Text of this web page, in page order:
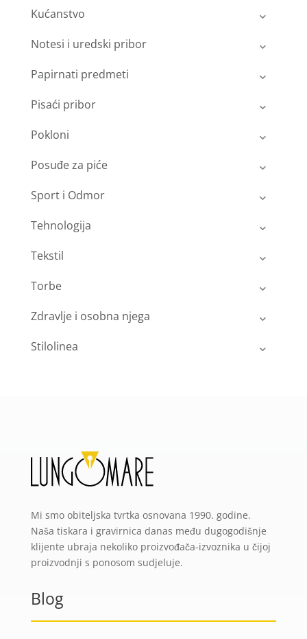
Kućanstvo
Notesi i uredski pribor
Papirnati predmeti
Pisaći pribor
Pokloni
Posuđe za piće
Sport i Odmor
Tehnologija
Tekstil
Torbe
Zdravlje i osobna njega
Stilolinea
Mi smo obiteljska tvrtka osnovana 1990. godine.
Naša tiskara i gravirnica danas među dugogodišnje
klijente ubraja nekoliko proizvođača-izvoznika u čijoj
proizvodnji s ponosom sudjeluje.
Blog